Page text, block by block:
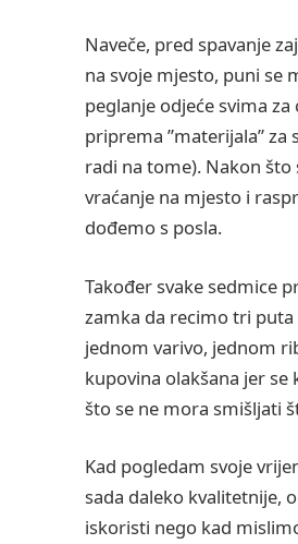
Naveče, pred spavanje
na svoje mjesto, puni se
peglanje odjeće svima
priprema ”materijala” za
radi na tome). Nakon
vraćanje na mjesto i
dođemo s posla.
Također svake sedmice
zamka da recimo tri
jednom varivo, jednom
kupovina olakšana jer
što se ne mora smišljati
Kad pogledam svoje
sada daleko kvalitetnije,
iskoristi nego kad